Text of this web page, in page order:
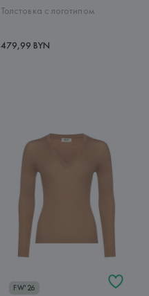
Толстовка с логотипом
479,99 BYN
FW'26